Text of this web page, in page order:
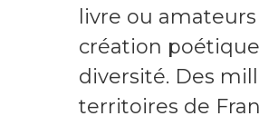
livre ou
création
diversité. Des
territoires de